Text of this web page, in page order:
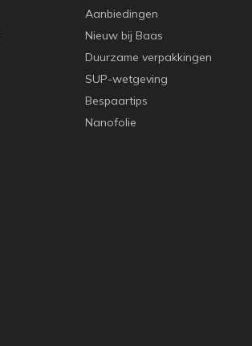
Aanbiedingen
Nieuw bij Baas
Duurzame verpakkingen
SUP-wetgeving
Bespaartips
Nanofolie